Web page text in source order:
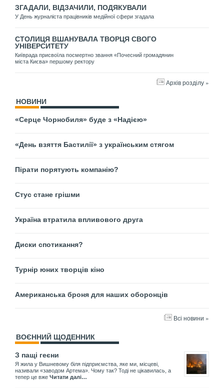
ЗГАДАЛИ, ВІДЗАЧИЛИ, ПОДЯКУВАЛИ
У День журналіста працівників медійної сфери згадала
СТОЛИЦЯ ВШАНУВАЛА ТВОРЦЯ СВОГО
УНІВЕРСИТЕТУ
Київрада присвоїла посмертно звання «Почесний громадянин
міста Києва» першому ректору
Архів розділу »
НОВИНИ
«Серце Чорнобиля» буде з «Надією»
«День взяття Бастилії» з українським стягом
Пірати порятують компанію?
Стус стане грішми
Україна втратила впливового друга
Диски спотикання?
Турнір юних творців кіно
Американська броня для наших оборонців
Всі новини »
ВОЄННИЙ ЩОДЕННИК
З пащі геєни
Я жила у Вишневому біля підприємства, яке ми, місцеві,
називали «заводом Артема». Чому так? Тоді не цікавилась, а
тепер це вже Читати далі…